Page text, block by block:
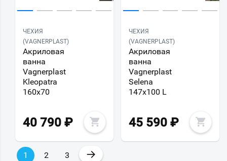
ЧЕХИЯ
(VAGNERPLAST)
Акриловая
ванна
Vagnerplast
Kleopatra
160х70
40 790 ₽
ЧЕХИЯ
(VAGNERPLAST)
Акриловая
ванна
Vagnerplast
Selena
147х100 L
45 590 ₽
1 2 3 →